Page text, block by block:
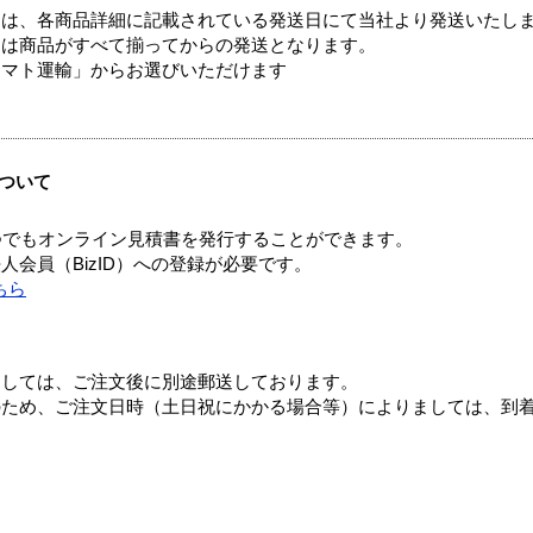
、各商品詳細に記載されている発送日にて当社より発送いたし
商品がすべて揃ってからの発送となります。
ト運輸」からお選びいただけます
いて
もオンライン見積書を発行することができます。
会員（BizID）への登録が必要です。
ら
ては、ご注文後に別途郵送しております。
め、ご注文日時（土日祝にかかる場合等）によりましては、到